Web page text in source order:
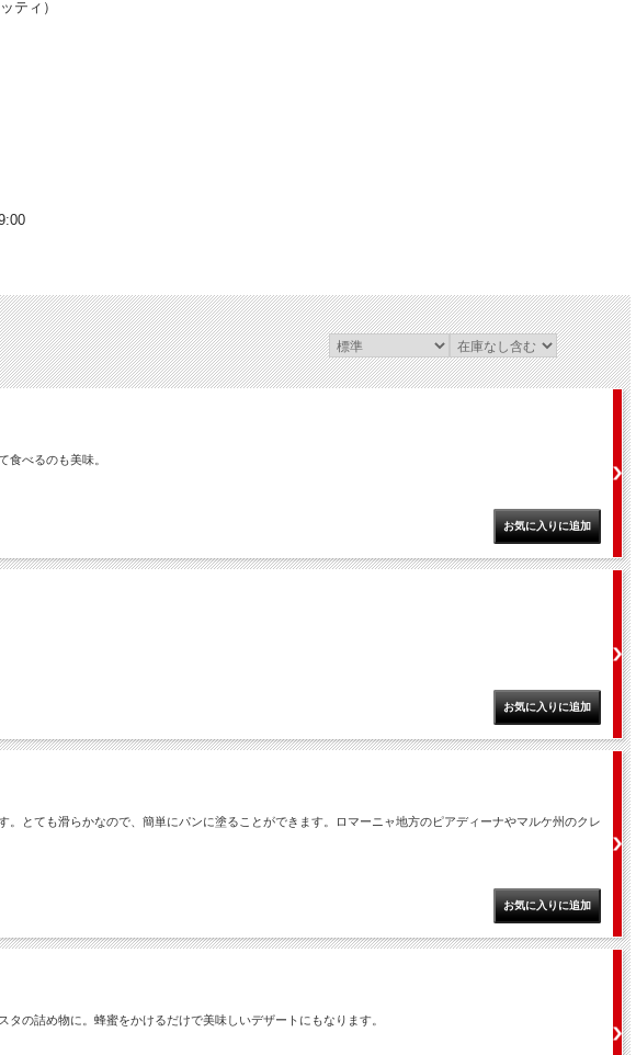
ティ）
食べるのも美味。
とても滑らかなので、簡単にパンに塗ることができます。ロマーニャ地方のピアディーナやマルケ州のクレ
の詰め物に。蜂蜜をかけるだけで美味しいデザートにもなります。